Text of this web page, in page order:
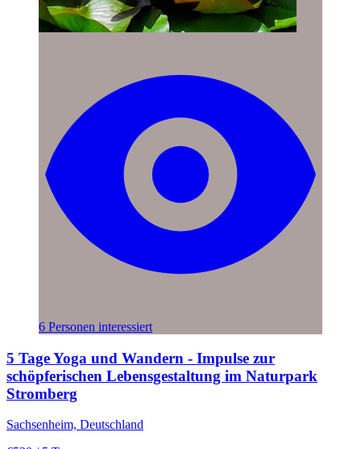
6 Personen interessiert
5 Tage Yoga und Wandern - Impulse zur
schöpferischen Lebensgestaltung im Naturpark
Stromberg
Sachsenheim, Deutschland